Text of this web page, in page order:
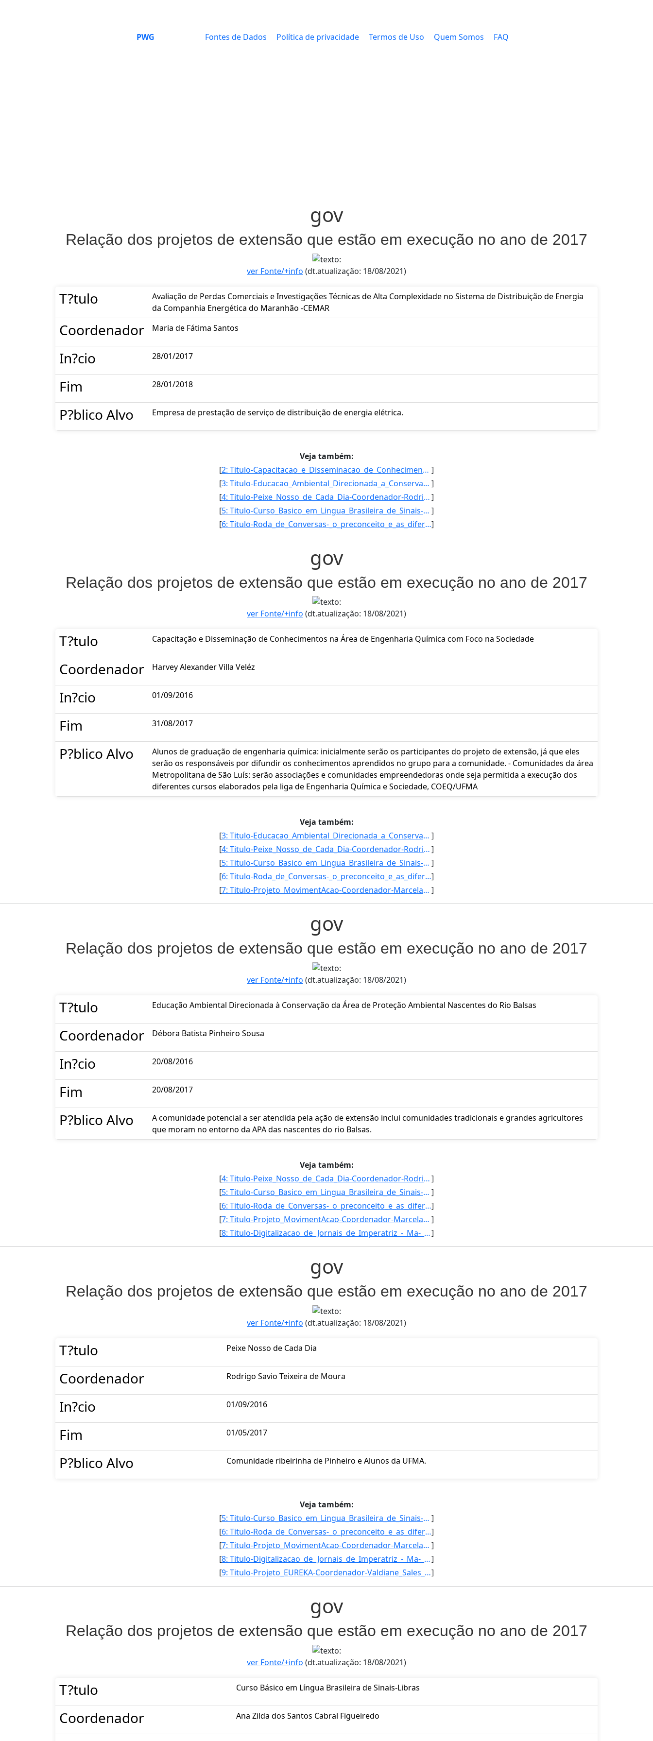
PWG Fontes de Dados Política de privacidade Termos de Uso Quem Somos FAQ
gov
Relação dos projetos de extensão que estão em execução no ano de 2017
ver Fonte/+info (dt.atualização: 18/08/2021)
T?tulo
Avaliação de Perdas Comerciais e Investigações Técnicas de Alta Complexidade no Sistema de Distribuição de Energia
da Companhia Energética do Maranhão -CEMAR
Coordenador Maria de Fátima Santos
In?cio 28/01/2017
Fim 28/01/2018
P?blico Alvo Empresa de prestação de serviço de distribuição de energia elétrica.
Veja também:
[
2: Titulo-Capacitacao_e_Disseminacao_de_Conhecimentos_na_Area_de_Engenharia_Quimica_com_Foco_na_Socieda] ]
[
3: Titulo-Educacao_Ambiental_Direcionada_a_Conservacao_da_Area_de_Protecao_Ambiental_Nascentes_do_Rio_B] ]
[
4: Titulo-Peixe_Nosso_de_Cada_Dia-Coordenador-Rodrigo_Savio_Teixeira_de_Moura-Inicio-01/09/2016-Fim-01/]]
[
5: Titulo-Curso_Basico_em_Lingua_Brasileira_de_Sinais-Libras-Coordenador-Ana_Zilda_dos_Santos_Cabral_Fi] ]
[
6: Titulo-Roda_de_Conversas-_o_preconceito_e_as_diferencas_na_escola_-Coordenador-Angelica_Moura_Siquei]]
gov
Relação dos projetos de extensão que estão em execução no ano de 2017
ver Fonte/+info (dt.atualização: 18/08/2021)
T?tulo Capacitação e Disseminação de Conhecimentos na Área de Engenharia Química com Foco na Sociedade
Coordenador Harvey Alexander Villa Veléz
In?cio 01/09/2016
Fim 31/08/2017
P?blico Alvo
Alunos de graduação de engenharia química: inicialmente serão os participantes do projeto de extensão, já que eles
serão os responsáveis por difundir os conhecimentos aprendidos no grupo para a comunidade. - Comunidades da área
Metropolitana de São Luís: serão associações e comunidades empreendedoras onde seja permitida a execução dos
diferentes cursos elaborados pela liga de Engenharia Química e Sociedade, COEQ/UFMA
Veja também:
[
3: Titulo-Educacao_Ambiental_Direcionada_a_Conservacao_da_Area_de_Protecao_Ambiental_Nascentes_do_Rio_B] ]
[
4: Titulo-Peixe_Nosso_de_Cada_Dia-Coordenador-Rodrigo_Savio_Teixeira_de_Moura-Inicio-01/09/2016-Fim-01/]]
[
5: Titulo-Curso_Basico_em_Lingua_Brasileira_de_Sinais-Libras-Coordenador-Ana_Zilda_dos_Santos_Cabral_Fi] ]
[
6: Titulo-Roda_de_Conversas-_o_preconceito_e_as_diferencas_na_escola_-Coordenador-Angelica_Moura_Siquei]]
[
7: Titulo-Projeto_MovimentAcao-Coordenador-Marcela_Rodrigues_de_Castro-Inicio-15/02/2017-Fim-15/02/2018] ]
gov
Relação dos projetos de extensão que estão em execução no ano de 2017
ver Fonte/+info (dt.atualização: 18/08/2021)
T?tulo Educação Ambiental Direcionada à Conservação da Área de Proteção Ambiental Nascentes do Rio Balsas
Coordenador Débora Batista Pinheiro Sousa
In?cio 20/08/2016
Fim 20/08/2017
P?blico Alvo
A comunidade potencial a ser atendida pela ação de extensão inclui comunidades tradicionais e grandes agricultores
que moram no entorno da APA das nascentes do rio Balsas.
Veja também:
[
4: Titulo-Peixe_Nosso_de_Cada_Dia-Coordenador-Rodrigo_Savio_Teixeira_de_Moura-Inicio-01/09/2016-Fim-01/]]
[
5: Titulo-Curso_Basico_em_Lingua_Brasileira_de_Sinais-Libras-Coordenador-Ana_Zilda_dos_Santos_Cabral_Fi] ]
[
6: Titulo-Roda_de_Conversas-_o_preconceito_e_as_diferencas_na_escola_-Coordenador-Angelica_Moura_Siquei]]
[
7: Titulo-Projeto_MovimentAcao-Coordenador-Marcela_Rodrigues_de_Castro-Inicio-15/02/2017-Fim-15/02/2018] ]
[
8: Titulo-Digitalizacao_de_Jornais_de_Imperatriz_-_Ma-_noticias-_memoria_e_aprendizagem_nas_escolas-Coo]]
gov
Relação dos projetos de extensão que estão em execução no ano de 2017
ver Fonte/+info (dt.atualização: 18/08/2021)
T?tulo Peixe Nosso de Cada Dia
Coordenador Rodrigo Savio Teixeira de Moura
In?cio 01/09/2016
Fim 01/05/2017
P?blico Alvo Comunidade ribeirinha de Pinheiro e Alunos da UFMA.
Veja também:
[
5: Titulo-Curso_Basico_em_Lingua_Brasileira_de_Sinais-Libras-Coordenador-Ana_Zilda_dos_Santos_Cabral_Fi] ]
[
6: Titulo-Roda_de_Conversas-_o_preconceito_e_as_diferencas_na_escola_-Coordenador-Angelica_Moura_Siquei]]
[
7: Titulo-Projeto_MovimentAcao-Coordenador-Marcela_Rodrigues_de_Castro-Inicio-15/02/2017-Fim-15/02/2018] ]
[
8: Titulo-Digitalizacao_de_Jornais_de_Imperatriz_-_Ma-_noticias-_memoria_e_aprendizagem_nas_escolas-Coo]]
[
9: Titulo-Projeto_EUREKA-Coordenador-Valdiane_Sales_Araujo-Inicio-04/01/2017-Fim-03/01/2018-Publico_Alv]]
gov
Relação dos projetos de extensão que estão em execução no ano de 2017
ver Fonte/+info (dt.atualização: 18/08/2021)
T?tulo Curso Básico em Língua Brasileira de Sinais-Libras
Coordenador Ana Zilda dos Santos Cabral Figueiredo